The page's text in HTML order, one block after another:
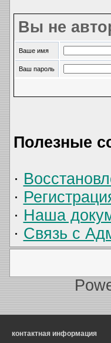
Вы не
Ваше имя
Ваш пароль
Полезные
·
·
· Наша
· Связь с
контактная информация